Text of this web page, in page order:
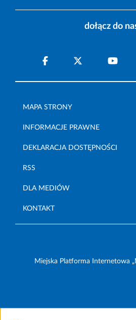
dołącz do
MAPA STRONY
INFORMACJE PRAWNE
DEKLARACJA DOSTĘPNOŚCI
RSS
DLA MEDIÓW
KONTAKT
Miejska Platforma Internetowa